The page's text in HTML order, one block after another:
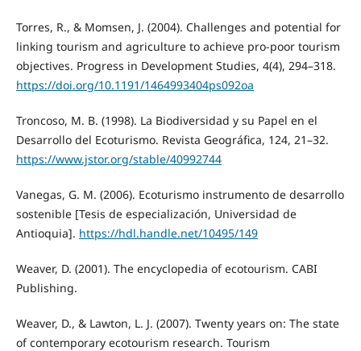
Torres, R., & Momsen, J. (2004). Challenges and potential for
linking tourism and agriculture to achieve pro-poor tourism
objectives. Progress in Development Studies, 4(4), 294–318.
https://doi.org/10.1191/1464993404ps092oa
Troncoso, M. B. (1998). La Biodiversidad y su Papel en el
Desarrollo del Ecoturismo. Revista Geográfica, 124, 21–32.
https://www.jstor.org/stable/40992744
Vanegas, G. M. (2006). Ecoturismo instrumento de desarrollo
sostenible [Tesis de especialización, Universidad de
Antioquia]. https://hdl.handle.net/10495/149
Weaver, D. (2001). The encyclopedia of ecotourism. CABI
Publishing.
Weaver, D., & Lawton, L. J. (2007). Twenty years on: The state
of contemporary ecotourism research. Tourism